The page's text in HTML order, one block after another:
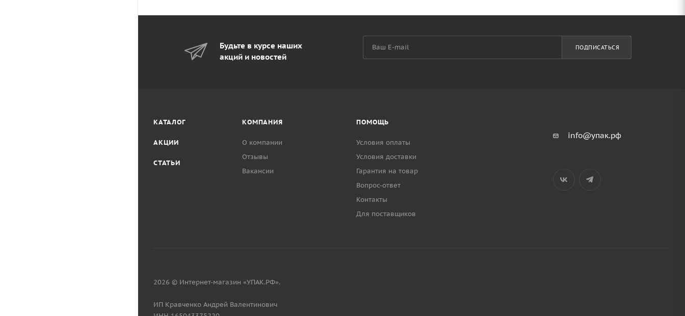
Будьте в курсе наших
акций и новостей
ПОДПИСАТЬСЯ
КАТАЛОГ
АКЦИИ
СТАТЬИ
КОМПАНИЯ
О компании
Отзывы
Вакансии
ПОМОЩЬ
Условия оплаты
Условия доставки
Гарантия на товар
Вопрос-ответ
Контакты
Для поставщиков
info@упак.рф
2026 © Интернет-магазин «УПАК.РФ».
ИП Кравченко Андрей Валентинович